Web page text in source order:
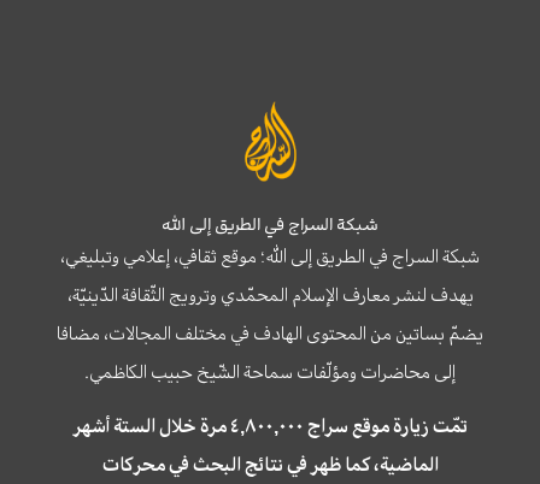
شبكة السراج في الطريق إلى الله
شبكة السراج في الطريق إلى الله؛ موقع ثقافي، إعلامي وتبليغي،
يهدف لنشر معارف الإسلام المحمّدي وترويج الثّقافة الدّينيّة،
يضمّ بساتين من المحتوى الهادف في مختلف المجالات، مضافا
إلى محاضرات ومؤلّفات سماحة الشّيخ حبيب الكاظمي.
تمّت زيارة موقع سراج ٤,٨٠٠,٠٠٠ مرة خلال الستة أشهر
الماضية، كما ظهر في نتائج البحث في محركات